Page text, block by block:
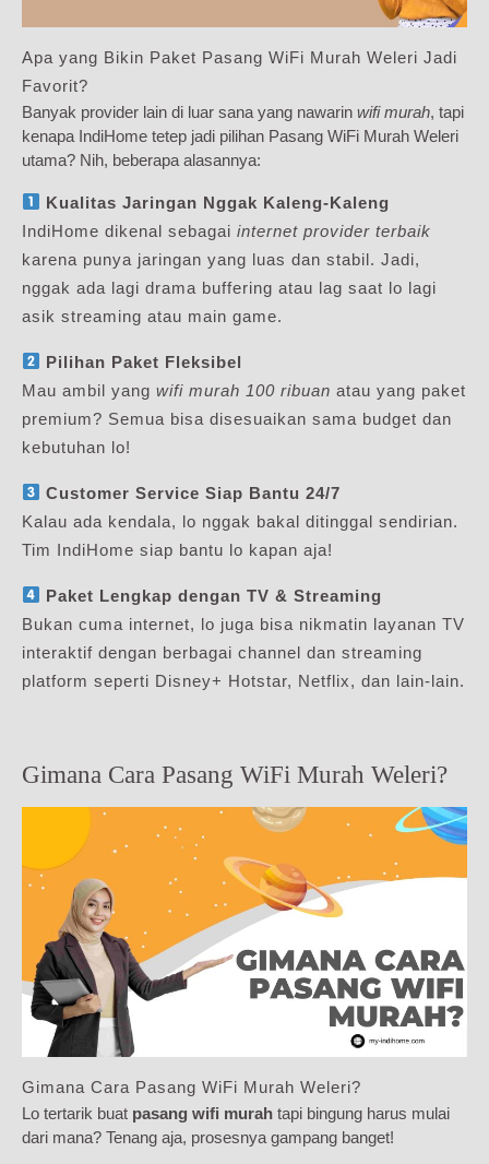
Apa yang Bikin Paket Pasang WiFi Murah Weleri Jadi
Favorit?
Banyak provider lain di luar sana yang nawarin wifi murah, tapi
kenapa IndiHome tetep jadi pilihan Pasang WiFi Murah Weleri
utama? Nih, beberapa alasannya:
Kualitas Jaringan Nggak Kaleng-Kaleng
IndiHome dikenal sebagai internet provider terbaik
karena punya jaringan yang luas dan stabil. Jadi,
nggak ada lagi drama buffering atau lag saat lo lagi
asik streaming atau main game.
Pilihan Paket Fleksibel
Mau ambil yang wifi murah 100 ribuan atau yang paket
premium? Semua bisa disesuaikan sama budget dan
kebutuhan lo!
Customer Service Siap Bantu 24/7
Kalau ada kendala, lo nggak bakal ditinggal sendirian.
Tim IndiHome siap bantu lo kapan aja!
Paket Lengkap dengan TV & Streaming
Bukan cuma internet, lo juga bisa nikmatin layanan TV
interaktif dengan berbagai channel dan streaming
platform seperti Disney+ Hotstar, Netflix, dan lain-lain.
Gimana Cara Pasang WiFi Murah Weleri?
Gimana Cara Pasang WiFi Murah Weleri?
Lo tertarik buat pasang wifi murah tapi bingung harus mulai
dari mana? Tenang aja, prosesnya gampang banget!